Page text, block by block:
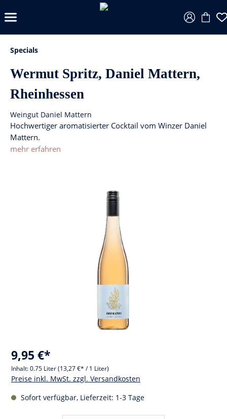
Specials
Wermut Spritz, Daniel Mattern,
Rheinhessen
Weingut Daniel Mattern
Hochwertiger aromatisierter Cocktail vom Winzer Daniel
Mattern.
mehr erfahren
9,95 €*
Inhalt:0.75 Liter(13,27 €* / 1 Liter)
Preise inkl. MwSt. zzgl. Versandkosten
Sofort verfügbar, Lieferzeit: 1-3 Tage